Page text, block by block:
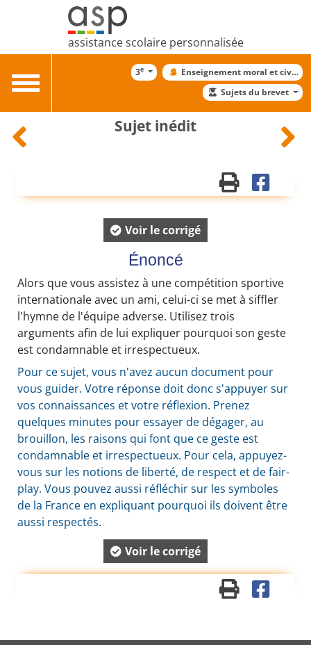
assistance scolaire personnalisée
Toggle
3e
Enseignement moral et
Sujets du brevet
Sujet inédit
Voir le corrigé
Énoncé
Alors que vous assistez à une compétition sportive
internationale avec un ami, celui-ci se met à siffler
l'hymne de l'équipe adverse. Utilisez trois
arguments afin de lui expliquer pourquoi son geste
est condamnable et irrespectueux.
Pour ce sujet, vous n'avez aucun document pour
vous guider. Votre réponse doit donc s'appuyer sur
vos connaissances et votre réflexion. Prenez
quelques minutes pour essayer de dégager, au
brouillon, les raisons qui font que ce geste est
condamnable et irrespectueux. Pour cela, appuyez-
vous sur les notions de liberté, de respect et de fair-
play. Vous pouvez aussi réfléchir sur les symboles
de la France en expliquant pourquoi ils doivent être
aussi respectés.
Voir le corrigé